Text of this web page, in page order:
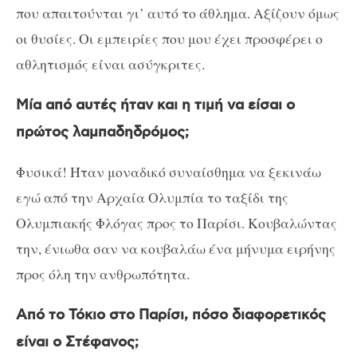
που απαιτούνται γι’ αυτό το άθλημα. Αξίζουν όμως
οι θυσίες. Οι εμπειρίες που μου έχει προσφέρει ο
αθλητισμός είναι ασύγκριτες.
Μία από αυτές ήταν και η τιμή να είσαι ο
πρώτος λαμπαδηδρόμος;
Φυσικά! Ήταν μοναδικό συναίσθημα να ξεκινάω
εγώ από την Αρχαία Ολυμπία το ταξίδι της
Ολυμπιακής Φλόγας προς το Παρίσι. Κουβαλώντας
την, ένιωθα σαν να κουβαλάω ένα μήνυμα ειρήνης
προς όλη την ανθρωπότητα.
Από το Τόκιο στο Παρίσι, πόσο διαφορετικός
είναι ο Στέφανος;